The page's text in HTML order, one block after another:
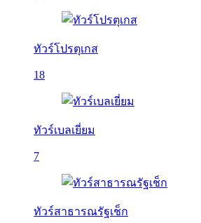
ทัวร์โปรตุเกส
18
ทัวร์เบลเยี่ยม
7
ทัวร์สาธารณรัฐเช็ก